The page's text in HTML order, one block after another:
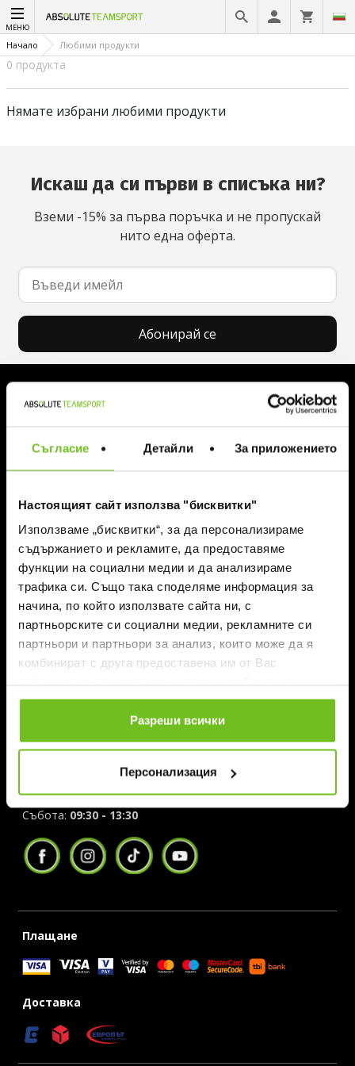
Съгласие Детайли За приложението
Настоящият сайт използва "бисквитки"
Използваме „бисквитки“, за да персонализираме
съдържанието и рекламите, да предоставяме
функции на социални медии и да анализираме
трафика си. Също така споделяме информация за
начина, по който използвате сайта ни, с
партньорските си социални медии, рекламните си
партньори и партньори за анализ, които може да я
комбинират с друга предоставена им от Вас
ползването от Ваша страна на услугите им.
Разреши всички
Персонализация
МЕНЮ
Начало Любими продукти
0 продукта
Нямате избрани любими продукти
Искаш да си първи в списъка ни?
Вземи -15% за първа поръчка и не пропускай
нито една оферта.
Абонирай се
Блог
ИНФОРМАЦИЯ И ПОМОЩ
Поръчка
Доставка
Връщане
Click and Collect
КЗП
Решаване на спорове
Преминаване към еврото
КОНТАКТИ
ж.к.Младост IV, ул. “Васил Радославов” 6
Сграда Sport Depot
Понеделник - Петък:08:30 - 18:30
Събота: 09:30 - 13:30
Плащане
Доставка